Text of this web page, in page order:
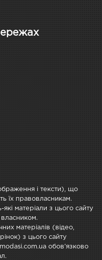
і тексти), що
їх правовласникам.
матеріали з цього сайту
власником.
матеріалів (відео,
з цього сайту
обов'язково